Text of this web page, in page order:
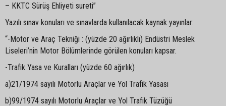
– KKTC Sürüş Ehliyeti sureti”
Yazılı sınav konuları ve sınavlarda kullanılacak kaynak yayınlar:
“-Motor ve Araç Tekniği : (yüzde 20 ağırlıklı) Endüstri Meslek
Liseleri’nin Motor Bölümlerinde görülen konuları kapsar.
-Trafik Yasa ve Kuralları (yüzde 60 ağırlık)
a)21/1974 sayılı Motorlu Araçlar ve Yol Trafik Yasası
b)99/1974 sayılı Motorlu Araçlar ve Yol Trafik Tüzüğü